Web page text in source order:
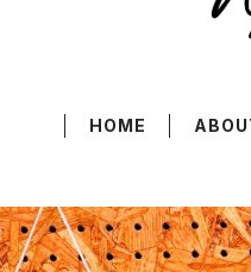
HOME